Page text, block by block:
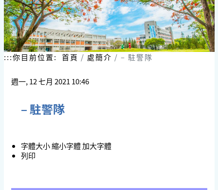
:::你目前位置: 首頁 處簡介 – 駐警隊
週一, 12 七月 2021 10:46
– 駐警隊
字體大小縮小字體加大字體
列印